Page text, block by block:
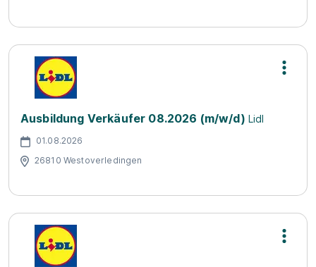
Ausbildung Verkäufer 08.2026 (m/w/d) Lidl
01.08.2026
26810 Westoverledingen